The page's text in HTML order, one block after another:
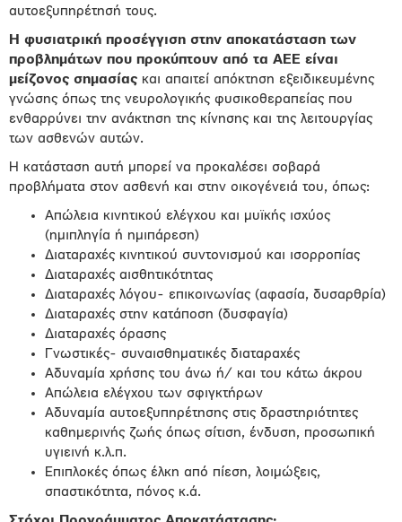
αυτοεξυπηρέτησή τους.
Η φυσιατρική προσέγγιση στην αποκατάσταση των
προβλημάτων που προκύπτουν από τα ΑΕΕ είναι
μείζονος σημασίας και απαιτεί απόκτηση εξειδικευμένης
γνώσης όπως της νευρολογικής φυσικοθεραπείας που
ενθαρρύνει την ανάκτηση της κίνησης και της λειτουργίας
των ασθενών αυτών.
Η κατάσταση αυτή μπορεί να προκαλέσει σοβαρά
προβλήματα στον ασθενή και στην οικογένειά του, όπως:
Απώλεια κινητικού ελέγχου και μυϊκής ισχύος
(ημιπληγία ή ημιπάρεση)
Διαταραχές κινητικού συντονισμού και ισορροπίας
Διαταραχές αισθητικότητας
Διαταραχές λόγου- επικοινωνίας (αφασία, δυσαρθρία)
Διαταραχές στην κατάποση (δυσφαγία)
Διαταραχές όρασης
Γνωστικές- συναισθηματικές διαταραχές
Αδυναμία χρήσης του άνω ή/ και του κάτω άκρου
Απώλεια ελέγχου των σφιγκτήρων
Αδυναμία αυτοεξυπηρέτησης στις δραστηριότητες
καθημερινής ζωής όπως σίτιση, ένδυση, προσωπική
υγιεινή κ.λ.π.
Επιπλοκές όπως έλκη από πίεση, λοιμώξεις,
σπαστικότητα, πόνος κ.ά.